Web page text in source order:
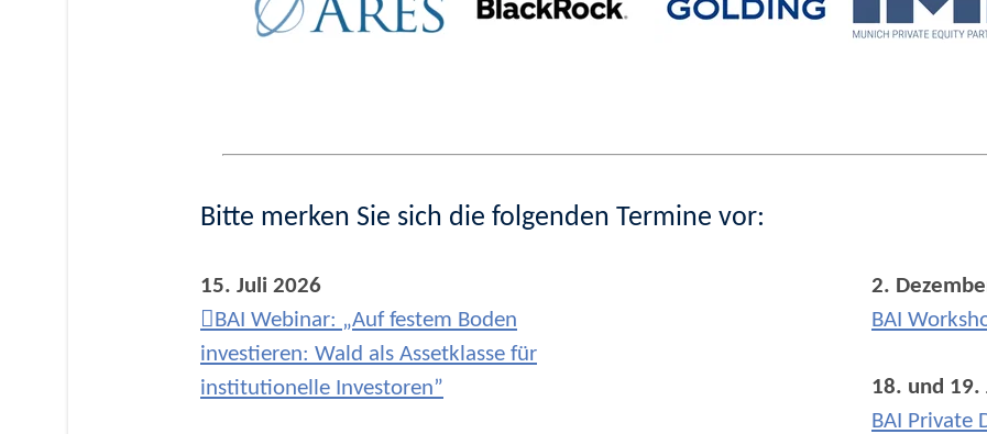
Bitte merken Sie sich die folgenden Termine vor:
15. Juli 2026
BAI Webinar: „Auf festem Boden
investieren: Wald als Assetklasse für
institutionelle Investoren”
2.
BAI
18. und 19.
BAI Private